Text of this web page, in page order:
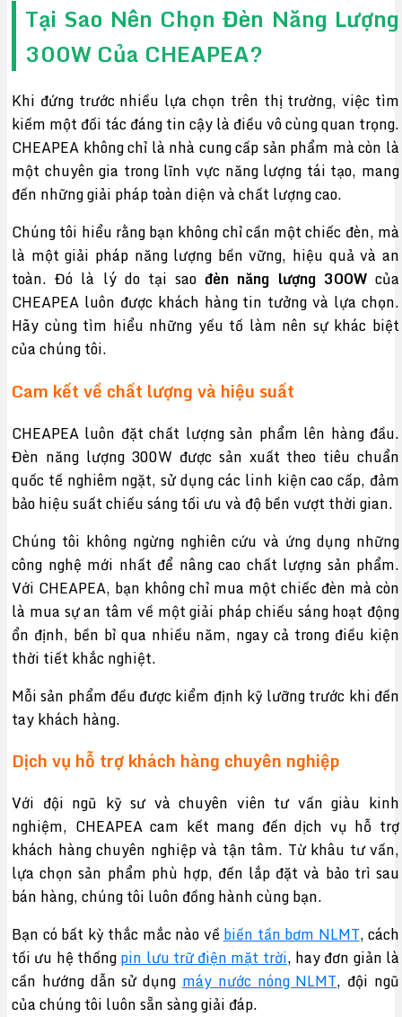
Tại Sao Nên Chọn Đèn Năng Lượng
300W Của CHEAPEA?
Khi đứng trước nhiều lựa chọn trên thị trường, việc tìm
kiếm một đối tác đáng tin cậy là điều vô cùng quan trọng.
CHEAPEA không chỉ là nhà cung cấp sản phẩm mà còn là
một chuyên gia trong lĩnh vực năng lượng tái tạo, mang
đến những giải pháp toàn diện và chất lượng cao.
Chúng tôi hiểu rằng bạn không chỉ cần một chiếc đèn, mà
là một giải pháp năng lượng bền vững, hiệu quả và an
toàn. Đó là lý do tại sao đèn năng lượng 300Wcủa
CHEAPEA luôn được khách hàng tin tưởng và lựa chọn.
Hãy cùng tìm hiểu những yếu tố làm nên sự khác biệt
của chúng tôi.
Cam kết về chất lượng và hiệu suất
CHEAPEA luôn đặt chất lượng sản phẩm lên hàng đầu.
Đèn năng lượng 300W được sản xuất theo tiêu chuẩn
quốc tế nghiêm ngặt, sử dụng các linh kiện cao cấp, đảm
bảo hiệu suất chiếu sáng tối ưu và độ bền vượt thời gian.
Chúng tôi không ngừng nghiên cứu và ứng dụng những
công nghệ mới nhất để nâng cao chất lượng sản phẩm.
Với CHEAPEA, bạn không chỉ mua một chiếc đèn mà còn
là mua sự an tâm về một giải pháp chiếu sáng hoạt động
ổn định, bền bỉ qua nhiều năm, ngay cả trong điều kiện
thời tiết khắc nghiệt.
Mỗi sản phẩm đều được kiểm định kỹ lưỡng trước khi đến
tay khách hàng.
Dịch vụ hỗ trợ khách hàng chuyên nghiệp
Với đội ngũ kỹ sư và chuyên viên tư vấn giàu kinh
nghiệm, CHEAPEA cam kết mang đến dịch vụ hỗ trợ
khách hàng chuyên nghiệp và tận tâm. Từ khâu tư vấn,
lựa chọn sản phẩm phù hợp, đến lắp đặt và bảo trì sau
bán hàng, chúng tôi luôn đồng hành cùng bạn.
Bạn có bất kỳ thắc mắc nào về biến tần bơm NLMT, cách
tối ưu hệ thốngpin lưu trữ điện mặt trời, hay đơn giản là
cần hướng dẫn sử dụng máy nước nóng NLMT, đội ngũ
của chúng tôi luôn sẵn sàng giải đáp.